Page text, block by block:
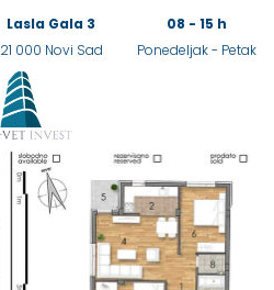
Lasla Gala 3
21 000 Novi Sad
08 - 15 h
Ponedeljak - Petak